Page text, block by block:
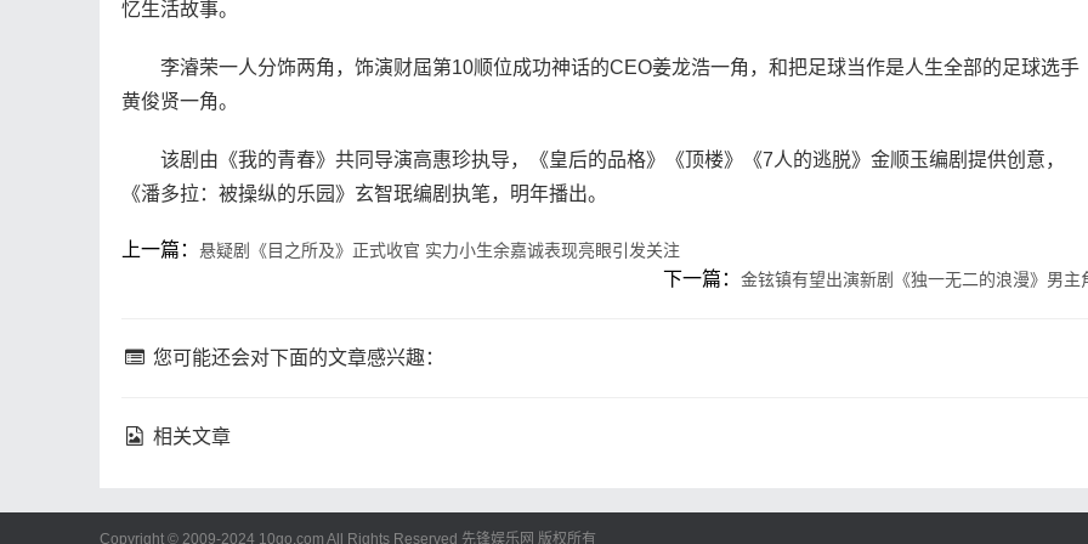
忆生活故事。
李濬荣一人分饰两角，饰演财屆第10顺位成功神话的CEO姜龙浩一角，和把足球当作是人生全部的足球选手
黄俊贤一角。
该剧由《我的青春》共同导演高惠珍执导，《皇后的品格》《顶楼》《7人的逃脱》金顺玉编剧提供创意，
《潘多拉：被操纵的乐园》玄智珉编剧执笔，明年播出。
上一篇： 悬疑剧《目之所及》正式收官 实力小生余嘉诚表现亮眼引发关注
下一篇： 金铉镇有望出演新剧《独一无二的浪漫》男主
您可能还会对下面的文章感兴趣：
相关文章
Copyright © 2009-2024 10go.com All Rights Reserved 先锋娱乐网 版权所有